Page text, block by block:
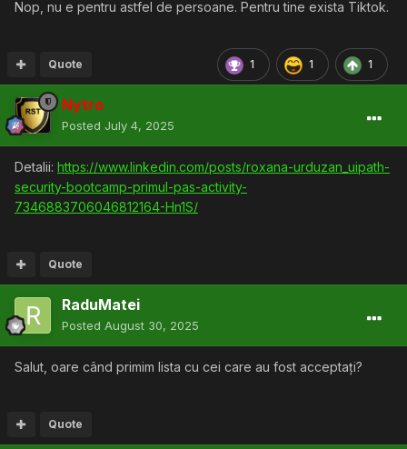
Nop, nu e pentru astfel de persoane. Pentru tine exista Tiktok.
1 1 1
Quote
Nytro
Posted July 4, 2025
Detalii: https://www.linkedin.com/posts/roxana-urduzan_uipath-
security-bootcamp-primul-pas-activity-
7346883706046812164-Hn1S/
Quote
RaduMatei
Posted August 30, 2025
Salut, oare când primim lista cu cei care au fost acceptați?
Quote